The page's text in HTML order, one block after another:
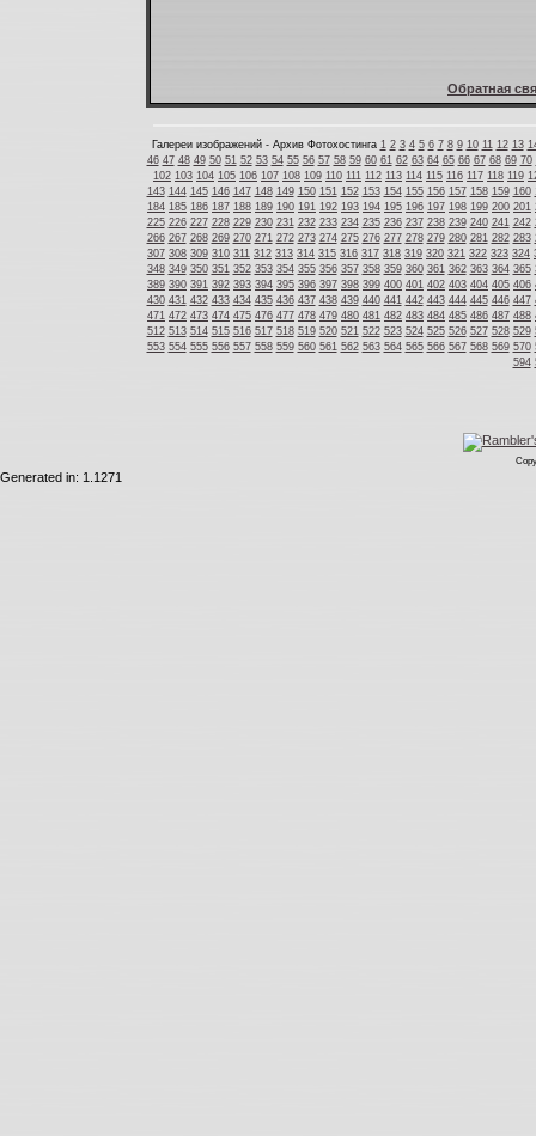
Обратная
Галереи изображений - Архив Фотохостинга 1 2 3 4 5 6 7 8 9 10 11 12 13
46 47 48 49 50 51 52 53 54 55 56 57 58 59 60 61 62 63 64 65 66 67 68 69 70
102 103 104 105 106 107 108 109 110 111 112 113 114 115 116 117 118 119
143 144 145 146 147 148 149 150 151 152 153 154 155 156 157 158 159 160
184 185 186 187 188 189 190 191 192 193 194 195 196 197 198 199 200 201
225 226 227 228 229 230 231 232 233 234 235 236 237 238 239 240 241 242
266 267 268 269 270 271 272 273 274 275 276 277 278 279 280 281 282 283
307 308 309 310 311 312 313 314 315 316 317 318 319 320 321 322 323 324
348 349 350 351 352 353 354 355 356 357 358 359 360 361 362 363 364 365
389 390 391 392 393 394 395 396 397 398 399 400 401 402 403 404 405 406
430 431 432 433 434 435 436 437 438 439 440 441 442 443 444 445 446 447
471 472 473 474 475 476 477 478 479 480 481 482 483 484 485 486 487 488
512 513 514 515 516 517 518 519 520 521 522 523 524 525 526 527 528 529
553 554 555 556 557 558 559 560 561 562 563 564 565 566 567 568 569 570
594
Generated in: 1.1271